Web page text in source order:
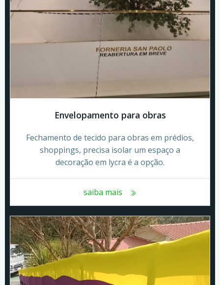
Envelopamento para obras
Fechamento de tecido para obras em prédios,
shoppings, precisa isolar um espaço a
decoração em lycra é a opção.
saiba mais